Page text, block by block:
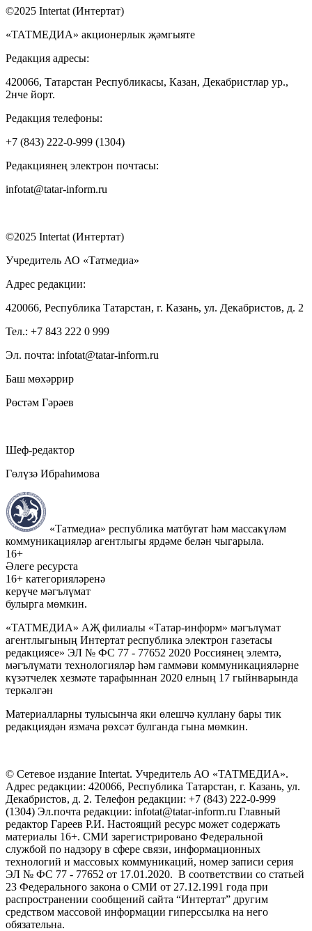
©2025 Intertat (Интертат)
«ТАТМЕДИА» акционерлык җәмгыяте
Редакция адресы:
420066, Татарстан Республикасы, Казан, Декабристлар ур.,
2нче йорт.
Редакция телефоны:
+7 (843) 222-0-999 (1304)
Редакциянең электрон почтасы:
infotat@tatar-inform.ru
©2025 Intertat (Интертат)
Учредитель АО «Татмедиа»
Адрес редакции:
420066, Республика Татарстан, г. Казань, ул. Декабристов, д. 2
Тел.: +7 843 222 0 999
Эл. почта: infotat@tatar-inform.ru
Баш мөхәррир
Рөстәм Гәрәев
Шеф-редактор
Гөлүзә Ибраһимова
«Татмедиа» республика матбугат һәм массакүләм
коммуникацияләр агентлыгы ярдәме белән чыгарыла.
16+
Әлеге ресурста
16+ категорияләренә
керүче мәгълүмат
булырга мөмкин.
«ТАТМЕДИА» АҖ филиалы «Татар-информ» мәгълүмат
агентлыгының Интертат республика электрон газетасы
редакциясе» ЭЛ № ФС 77 - 77652 2020 Россиянең элемтә,
мәгълүмати технологияләр һәм гаммәви коммуникацияләрне
күзәтчелек хезмәте тарафыннан 2020 елның 17 гыйнварында
теркәлгән
Материалларны тулысынча яки өлешчә куллану бары тик
редакциядән язмача рөхсәт булганда гына мөмкин.
© Сетевое издание Intertat. Учредитель АО «ТАТМЕДИА».
Адрес редакции: 420066, Республика Татарстан, г. Казань, ул.
Декабристов, д. 2. Телефон редакции: +7 (843) 222-0-999
(1304) Эл.почта редакции: infotat@tatar-inform.ru Главный
редактор Гареев Р.И. Настоящий ресурс может содержать
материалы 16+. СМИ зарегистрировано Федеральной
службой по надзору в сфере связи, информационных
технологий и массовых коммуникаций, номер записи серия
ЭЛ № ФС 77 - 77652 от 17.01.2020. В соответствии со статьей
23 Федерального закона о СМИ от 27.12.1991 года при
распространении сообщений сайта “Интертат” другим
средством массовой информации гиперссылка на него
обязательна.